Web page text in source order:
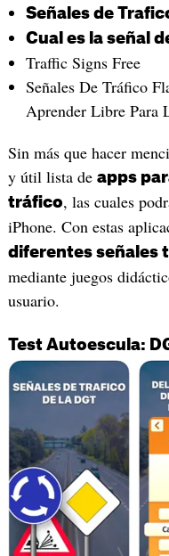
‎Señales de
Cual es la señal
‎Traffic Signs Free
Señales De Tráfico
Aprender Libre Para
Sin más que hacer
y útil lista de apps
tráfico, las cuales
iPhone. Con estas
diferentes señales
mediante juegos
usuario.
Test Autoescula: